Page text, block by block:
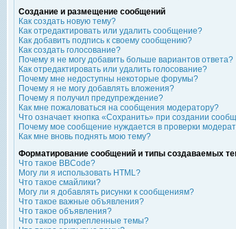
Создание и размещение сообщений
Как создать новую тему?
Как отредактировать или удалить сообщение?
Как добавить подпись к своему сообщению?
Как создать голосование?
Почему я не могу добавить больше вариантов ответа?
Как отредактировать или удалить голосование?
Почему мне недоступны некоторые форумы?
Почему я не могу добавлять вложения?
Почему я получил предупреждение?
Как мне пожаловаться на сообщения модератору?
Что означает кнопка «Сохранить» при создании
Почему мое сообщение нуждается в проверки
Как мне вновь поднять мою тему?
Форматирование сообщений и типы создаваемых
Что такое BBCode?
Могу ли я использовать HTML?
Что такое смайлики?
Могу ли я добавлять рисунки к сообщениям?
Что такое важные объявления?
Что такое объявления?
Что такое прикрепленные темы?